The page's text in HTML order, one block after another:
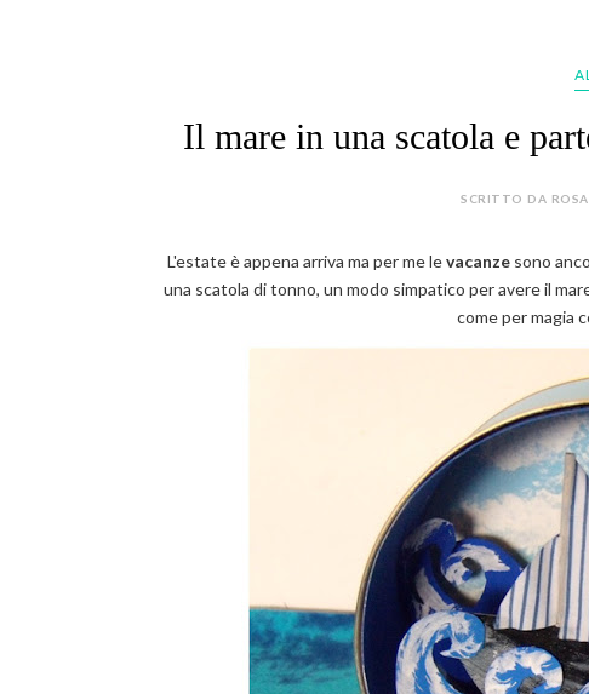
Il mare in una scatola e
SCRITTO DA
L'estate è appena arriva ma per me levacanze sono
una scatola di tonno, un modo simpatico per avere il
come per magia